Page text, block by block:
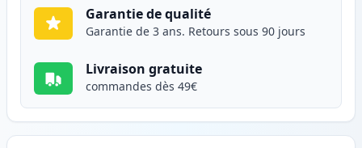
Garantie de qualité
Garantie de 3 ans. Retours sous 90 jours
Livraison gratuite
commandes dès 49€